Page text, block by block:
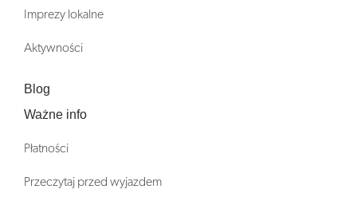
Imprezy lokalne
Aktywności
Blog
Ważne info
Płatności
Przeczytaj przed wyjazdem